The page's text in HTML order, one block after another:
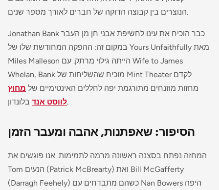
הנוצרים בין קבוצה הדוקה של חברים לאורך מספר שנים.
Jonathan Bank כבר הוכיח את עינו לחשיפת אבני חן מן העבר
Yours Unfaithfully
Wife to James
Whelan, Bank מוכיח שהשליחות של Mint Theater לקדם
מחזות מוזנחים מתורגמת יפה לחללים האינטימיים של מחוץ
לווסט אנדבלונדון.
הסיפור: שאפתנות, אהבה ומעבר הזמן
המחזה נפתח בסצנה ראשונה מרמה לתמימות. אנו פוגשים את
Tom הנעים (Patrick McBrearty) ואת Bill McGafferty
(Darragh Feehely) כשהם מתבדחים עם Nan Bowers היפה